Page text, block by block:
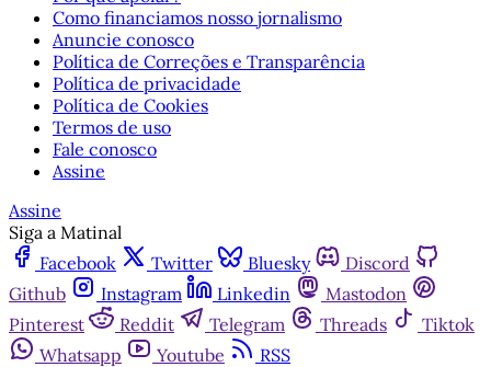
Como financiamos nosso jornalismo
Anuncie conosco
Política de Correções e Transparência
Política de privacidade
Política de Cookies
Termos de uso
Fale conosco
Assine
Assine
Siga a Matinal
Facebook
Twitter Bluesky
Discord
Github
Instagram Linkedin
Mastodon
Pinterest
Reddit Telegram Threads
Tiktok
Whatsapp
Youtube
RSS